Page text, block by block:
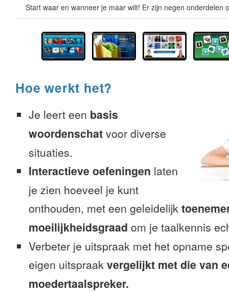
Start waar en wanneer je maar wilt! Er zijn negen onderdelen
Hoe werkt het?
Je leert een basis
woordenschat voor diverse
situaties.
Interactieve oefeningen laten
je zien hoeveel je kunt
onthouden, met een geleidelijk
moeilijkheidsgraad om je taalkennis
Verbeter je uitspraak met het opname
eigen uitspraak vergelijkt met die van
moedertaalspreker.